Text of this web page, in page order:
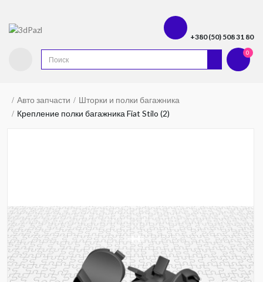
+380 (50) 508 31 80
0
Авто запчасти
Шторки и полки багажника
Крепление полки багажника Fiat Stilo (2)